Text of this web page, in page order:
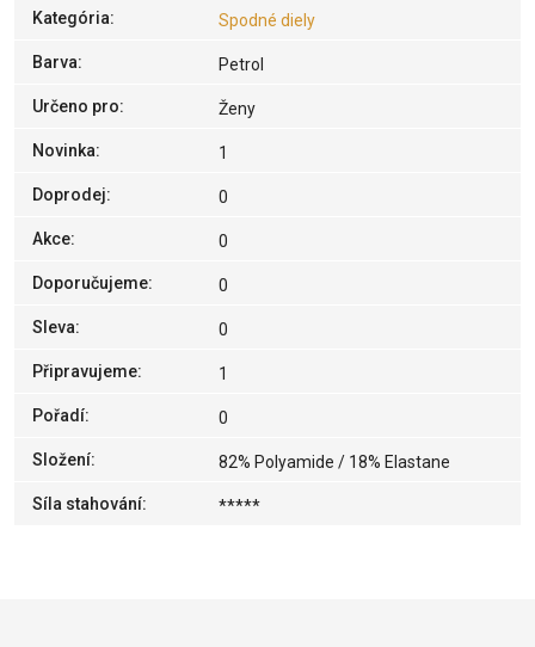
Kategória: Spodné diely
Barva: Petrol
Určeno pro: Ženy
Novinka: 1
Doprodej: 0
Akce: 0
Doporučujeme: 0
Sleva: 0
Připravujeme: 1
Pořadí: 0
Složení: 82% Polyamide / 18% Elastane
Síla stahování: *****